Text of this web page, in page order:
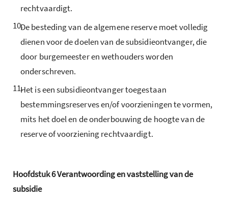
rechtvaardigt.
10.De besteding van de algemene reserve moet volledig
dienen voor de doelen van de subsidieontvanger, die
door burgemeester en wethouders worden
onderschreven.
11.Het is een subsidieontvanger toegestaan
bestemmingsreserves en/of voorzieningen te vormen,
mits het doel en de onderbouwing de hoogte van de
reserve of voorziening rechtvaardigt.
Hoofdstuk6Verantwoording en vaststelling van de
subsidie